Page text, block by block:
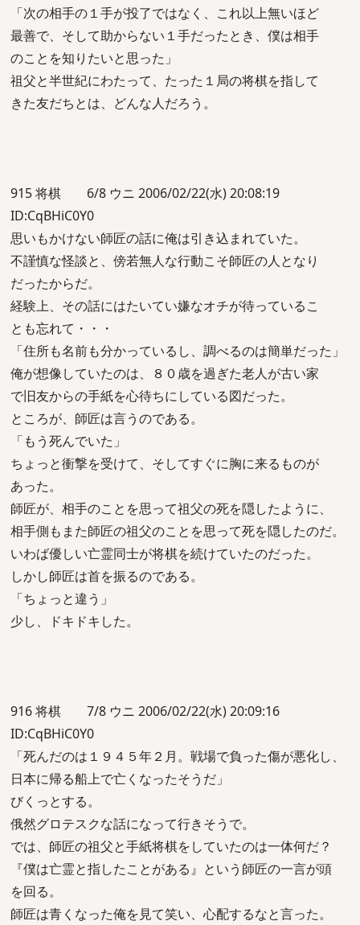
「次の相手の１手が投了ではなく、これ以上無いほど
最善で、そして助からない１手だったとき、僕は相手
のことを知りたいと思った」
祖父と半世紀にわたって、たった１局の将棋を指して
きた友だちとは、どんな人だろう。
915 将棋 6/8 ウニ 2006/02/22(水) 20:08:19
ID:CqBHiC0Y0
思いもかけない師匠の話に俺は引き込まれていた。
不謹慎な怪談と、傍若無人な行動こそ師匠の人となり
だったからだ。
経験上、その話にはたいてい嫌なオチが待っているこ
とも忘れて・・・
「住所も名前も分かっているし、調べるのは簡単だった」
俺が想像していたのは、８０歳を過ぎた老人が古い家
で旧友からの手紙を心待ちにしている図だった。
ところが、師匠は言うのである。
「もう死んでいた」
ちょっと衝撃を受けて、そしてすぐに胸に来るものが
あった。
師匠が、相手のことを思って祖父の死を隠したように、
相手側もまた師匠の祖父のことを思って死を隠したのだ。
いわば優しい亡霊同士が将棋を続けていたのだった。
しかし師匠は首を振るのである。
「ちょっと違う」
少し、ドキドキした。
916 将棋 7/8 ウニ 2006/02/22(水) 20:09:16
ID:CqBHiC0Y0
「死んだのは１９４５年２月。戦場で負った傷が悪化し、
日本に帰る船上で亡くなったそうだ」
びくっとする。
俄然グロテスクな話になって行きそうで。
では、師匠の祖父と手紙将棋をしていたのは一体何だ？
『僕は亡霊と指したことがある』という師匠の一言が頭
を回る。
師匠は青くなった俺を見て笑い、心配するなと言った。